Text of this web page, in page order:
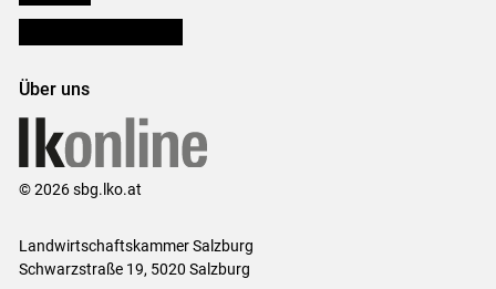
Über uns
© 2026 sbg.lko.at
Landwirtschaftskammer Salzburg
Schwarzstraße 19, 5020 Salzburg